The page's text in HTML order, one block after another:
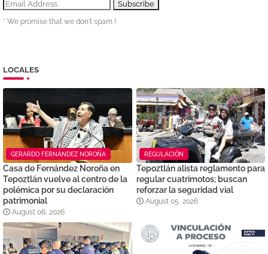
* We promise that we don't spam !
LOCALES
GERARDO FERNÁNDEZ NOROÑA
Casa de Fernández Noroña en
Tepoztlán vuelve al centro de la
polémica por su declaración
patrimonial
August 06, 2026
REGULACIÓN
Tepoztlán alista reglamento para
regular cuatrimotos; buscan
reforzar la seguridad vial
August 05, 2026